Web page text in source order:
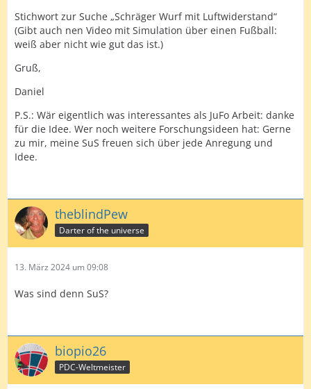
Stichwort zur Suche „Schräger Wurf mit Luftwiderstand“
(Gibt auch nen Video mit Simulation über einen Fußball:
weiß aber nicht wie gut das ist.)
Gruß,
Daniel
P.S.: Wär eigentlich was interessantes als JuFo Arbeit: danke
für die Idee. Wer noch weitere Forschungsideen hat: Gerne
zu mir, meine SuS freuen sich über jede Anregung und
Idee.
theblindPew
Darter of the universe
13. März 2024 um 09:08
Was sind denn SuS?
biopio26
PDC-Weltmeister